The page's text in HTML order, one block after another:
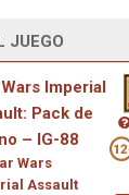
JUEGO
Imperial
Pack de
– IG-88
Wars
Assault